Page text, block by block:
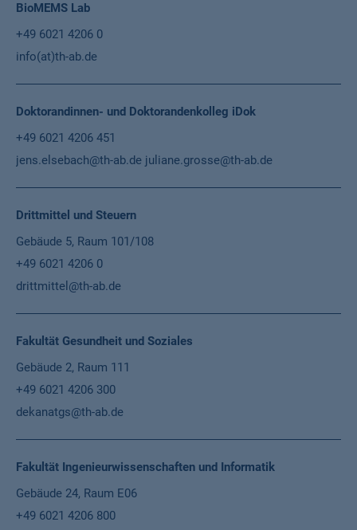
BioMEMS Lab
+49 6021 4206 0
info(at)th-ab.de
Doktorandinnen- und Doktorandenkolleg iDok
+49 6021 4206 451
jens.elsebach@th-ab.de juliane.grosse@th-ab.de
Drittmittel und Steuern
Gebäude 5, Raum 101/108
+49 6021 4206 0
drittmittel@th-ab.de
Fakultät Gesundheit und Soziales
Gebäude 2, Raum 111
+49 6021 4206 300
dekanatgs@th-ab.de
Fakultät Ingenieurwissenschaften und Informatik
Gebäude 24, Raum E06
+49 6021 4206 800